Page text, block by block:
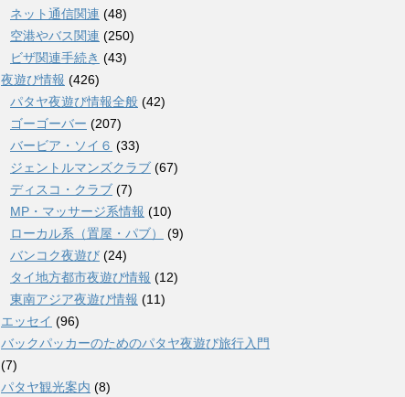
ネット通信関連 (48)
空港やバス関連 (250)
ビザ関連手続き (43)
夜遊び情報 (426)
パタヤ夜遊び情報全般 (42)
ゴーゴーバー (207)
バービア・ソイ６ (33)
ジェントルマンズクラブ (67)
ディスコ・クラブ (7)
MP・マッサージ系情報 (10)
ローカル系（置屋・パブ）
(9)
バンコク夜遊び (24)
タイ地方都市夜遊び情報 (12)
東南アジア夜遊び情報 (11)
エッセイ (96)
バックパッカーのためのパタヤ夜遊び旅行入門
(7)
パタヤ観光案内 (8)